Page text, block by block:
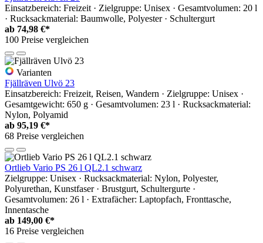
Einsatzbereich: Freizeit · Zielgruppe: Unisex · Gesamtvolumen: 20 l
· Rucksackmaterial: Baumwolle, Polyester · Schultergurt
ab 74,98 €*
100 Preise vergleichen
Varianten
Fjällräven Ulvö 23
Einsatzbereich: Freizeit, Reisen, Wandern · Zielgruppe: Unisex ·
Gesamtgewicht: 650 g · Gesamtvolumen: 23 l · Rucksackmaterial:
Nylon, Polyamid
ab 95,19 €*
68 Preise vergleichen
Ortlieb Vario PS 26 l QL2.1 schwarz
Zielgruppe: Unisex · Rucksackmaterial: Nylon, Polyester,
Polyurethan, Kunstfaser · Brustgurt, Schultergurte ·
Gesamtvolumen: 26 l · Extrafächer: Laptopfach, Fronttasche,
Innentasche
ab 149,00 €*
16 Preise vergleichen